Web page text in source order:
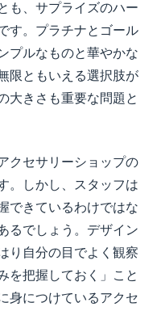
も、サプライズのハー
す。プラチナとゴール
プルなものと華やかな
限ともいえる選択肢が
大きさも重要な問題と
クセサリーショップの
。しかし、スタッフは
できているわけではな
るでしょう。デザイン
り自分の目でよく観察
を把握しておく」こと
身につけているアクセ